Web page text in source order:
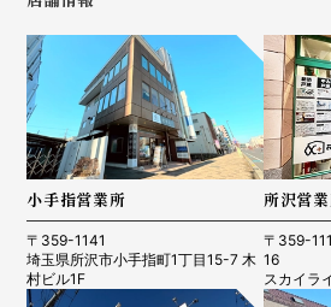
小手指営業所
〒359-1141
埼玉県所沢市小手指町1丁目15-7 木
村ビル1F
所沢営
〒359-
16
スカイラ